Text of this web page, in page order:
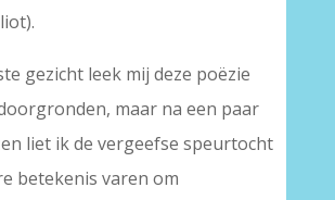
gezicht leek mij deze poëzie
maar na een paar
liet ik de vergeefse speurtocht
betekenis varen om